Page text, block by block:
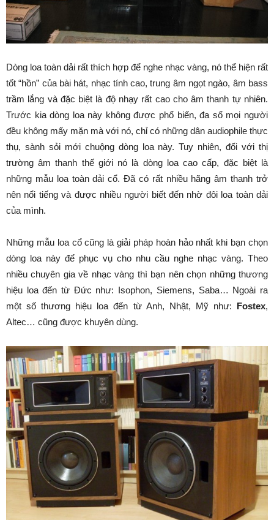
Dòng loa toàn dải rất thích hợp để nghe nhạc vàng, nó thể hiện rất
tốt “hồn” của bài hát, nhạc tính cao, trung âm ngọt ngào, âm bass
trầm lắng và đặc biệt là độ nhạy rất cao cho âm thanh tự nhiên.
Trước kia dòng loa này không được phổ biến, đa số mọi người
đều không mấy mặn mà với nó, chỉ có những dân audiophile thực
thụ, sành sỏi mới chuộng dòng loa này. Tuy nhiên, đối với thị
trường âm thanh thế giới nó là dòng loa cao cấp, đặc biệt là
những mẫu loa toàn dải cổ. Đã có rất nhiều hãng âm thanh trở
nên nổi tiếng và được nhiều người biết đến nhờ đôi loa toàn dải
của mình.
Những mẫu loa cổ cũng là giải pháp hoàn hảo nhất khi bạn chọn
dòng loa này để phục vụ cho nhu cầu nghe nhạc vàng. Theo
nhiều chuyên gia về nhạc vàng thì bạn nên chọn những thương
hiệu loa đến từ Đức như: Isophon, Siemens, Saba… Ngoài ra
một số thương hiệu loa đến từ Anh, Nhật, Mỹ như: Fostex,
Altec… cũng được khuyên dùng.